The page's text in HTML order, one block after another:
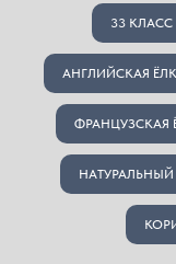
33 КЛАСС
АНГЛИЙСКАЯ
ФРАНЦУЗСКАЯ
НАТУРАЛЬНЫЙ